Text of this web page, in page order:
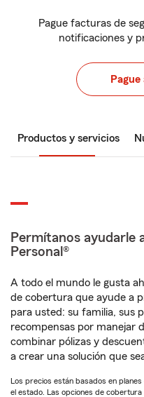
Pague facturas de
notificaciones y
Productos y servicios
Permítanos ayudarle
Personal®
A todo el mundo le gusta
de cobertura que ayude a
para usted: su familia, sus
recompensas por manejar
combinar pólizas y
a crear una solución que
Los precios están basados en
el estado. Las opciones de